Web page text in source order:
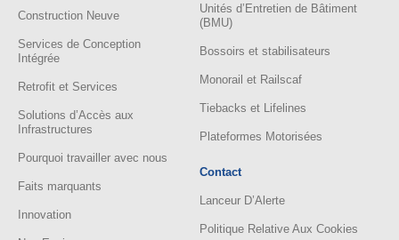
Construction Neuve
Services de Conception
Intégrée
Retrofit et Services
Solutions d’Accès aux
Infrastructures
Pourquoi travailler avec nous
Faits marquants
Innovation
Unités d’Entretien de Bâtiment
(BMU)
Bossoirs et stabilisateurs
Monorail et Railscaf
Tiebacks et Lifelines
Plateformes Motorisées
Contact
Lanceur D’Alerte
Politique Relative Aux Cookies